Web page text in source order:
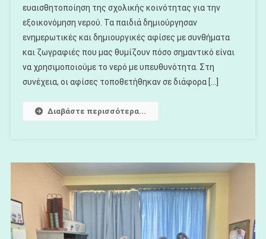
Είναι
Πολύτιμο!
ευαισθητοποίηση της σχολικής κοινότητας για την
εξοικονόμηση νερού. Τα παιδιά δημιούργησαν
ενημερωτικές και δημιουργικές αφίσες με συνθήματα
και ζωγραφιές που μας θυμίζουν πόσο σημαντικό είναι
να χρησιμοποιούμε το νερό με υπευθυνότητα. Στη
συνέχεια, οι αφίσες τοποθετήθηκαν σε διάφορα […]
Διαβάστε περισσότερα...